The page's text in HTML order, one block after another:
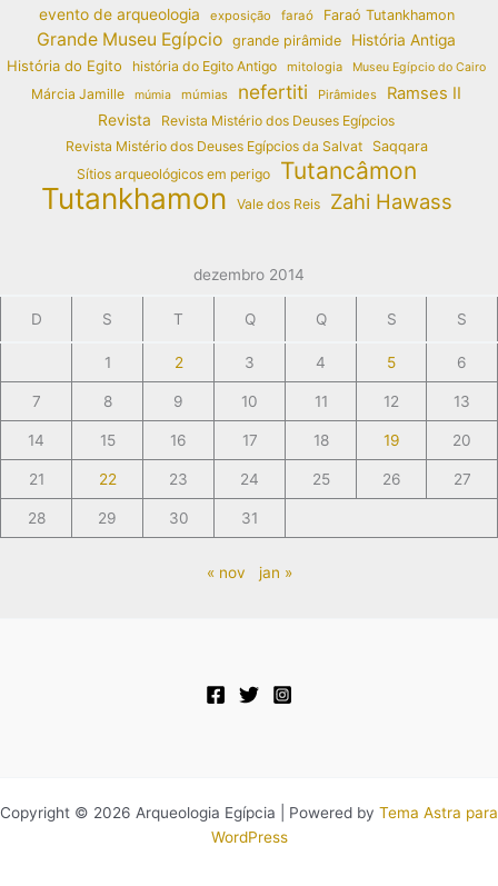
evento de arqueologia exposição faraó Faraó Tutankhamon
Grande Museu Egípcio grande pirâmide
História Antiga
História do Egito
história do Egito Antigo mitologia Museu Egípcio do Cairo
Márcia Jamille múmia múmias nefertiti Pirâmides Ramses II
Revista
Revista Mistério dos Deuses Egípcios
Revista Mistério dos Deuses Egípcios da Salvat
Saqqara
Sítios arqueológicos em perigo
Tutancâmon
Tutankhamon Vale dos Reis Zahi Hawass
dezembro 2014
D S T Q Q S S
1 2 3 4 5 6
7 8 9 10 11 12 13
14 15 16 17 18 19 20
21 22 23 24 25 26 27
28 29 30 31
« nov jan »
Copyright © 2026 Arqueologia Egípcia | Powered by Tema Astra para
WordPress